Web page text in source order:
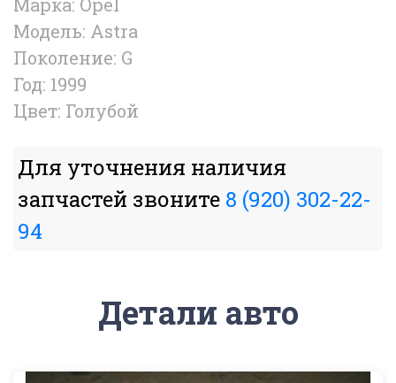
Модель: Astra
Поколение: G
Год: 1999
Цвет: Голубой
Для уточнения наличия
запчастей звоните 8 (920) 302-22-
94
Детали авто